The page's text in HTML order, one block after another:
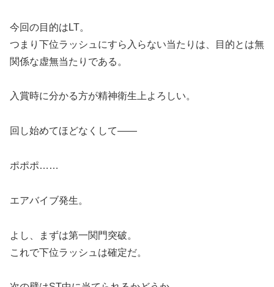
今回の目的はLT。
つまり下位ラッシュにすら入らない当たりは、目的とは無
関係な虚無当たりである。
入賞時に分かる方が精神衛生上よろしい。
回し始めてほどなくして――
ポポポ……
エアバイブ発生。
よし、まずは第一関門突破。
これで下位ラッシュは確定だ。